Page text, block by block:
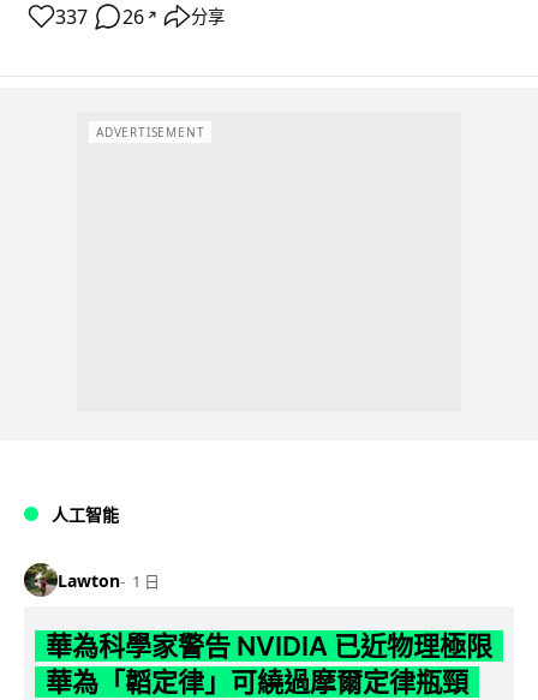
337 26 ↗ 分享
ADVERTISEMENT
人工智能
Lawton 1 日
華為科學家警告 NVIDIA 已近物理極限
華為「韜定律」可繞過摩爾定律瓶頸